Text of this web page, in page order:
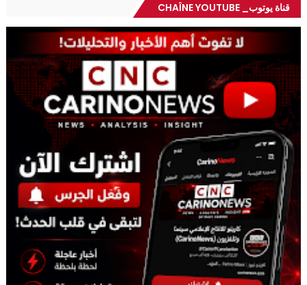
قناة يوتوب_ CHAÎNE YOUTUBE